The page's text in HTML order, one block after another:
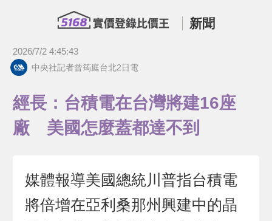
新聞
2026/7/2 4:45:43
中央社記者曾筠庭台北2日電
經長：台積電在台灣將建16座
廠 美國怎麼蓋都達不到
媒體報導美國總統川普指台積電
將倍增在亞利桑那州興建中的晶